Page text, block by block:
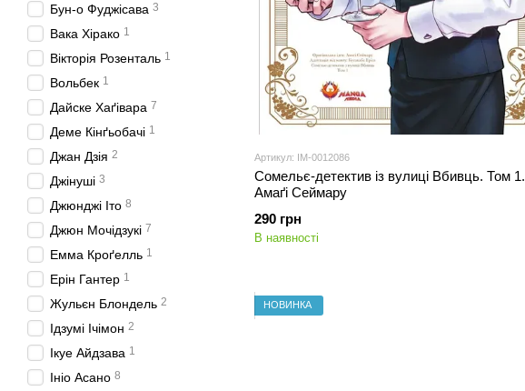
Артикул: IM-0012086
Сомельє-детектив із вулиці Вбивць. Том 1.
Амаґі Сеймару
290 грн
В наявності
НОВИНКА
Бун-о Фуджісава 3
Вака Хірако 1
Вікторія Розенталь 1
Вольбек 1
Дайске Хаґівара 7
Деме Кінґьобачі 1
Джан Дзія 2
Джінуші 3
Джюнджі Іто 8
Джюн Мочідзукі 7
Емма Кроґелль 1
Ерін Гантер 1
Жульєн Блондель 2
Ідзумі Ічімон 2
Ікуе Айдзава 1
Ініо Асано 8